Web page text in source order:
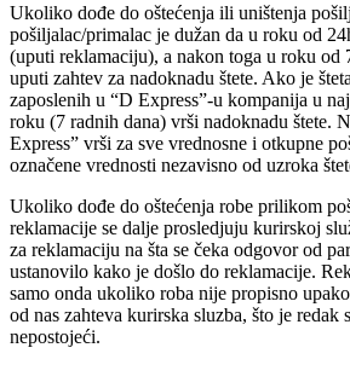
Ukoliko dođe do oštećenja ili uništenja
pošiljalac/primalac je dužan da u roku od
(uputi reklamaciju), a nakon toga u roku od
uputi zahtev za nadoknadu štete. Ako je
zaposlenih u “D Express”-u kompanija u
roku (7 radnih dana) vrši nadoknadu štete.
Express” vrši za sve vrednosne i otkupne
označene vrednosti nezavisno od uzroka
Ukoliko dođe do oštećenja robe prilikom
reklamacije se dalje prosledjuju kurirskoj
za reklamaciju na šta se čeka odgovor od
ustanovilo kako je došlo do reklamacije.
samo onda ukoliko roba nije propisno
od nas zahteva kurirska sluzba, što je redak
nepostojeći.